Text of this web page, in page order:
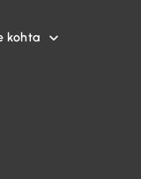
kohta 